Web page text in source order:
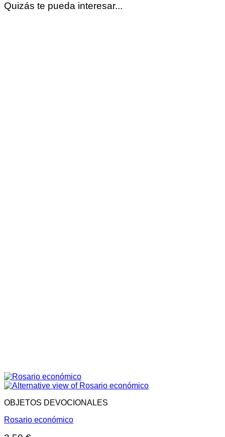
Quizás te pueda interesar...
OBJETOS DEVOCIONALES
Rosario económico